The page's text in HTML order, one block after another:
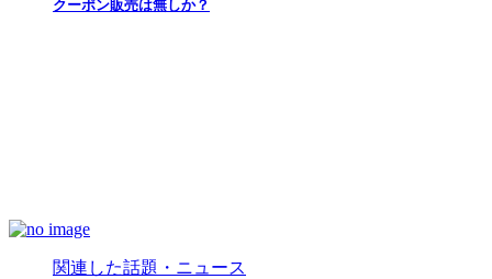
クーポン販売は無しか？
関連した話題・ニュース